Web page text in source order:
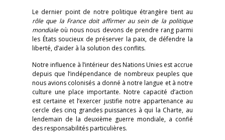
Le dernier point de notre politique étrangère tient au
rôle que la France doit affirmer au sein de la politique
mondiale où nous nous devons de prendre rang parmi
les États soucieux de préserver la paix, de défendre la
liberté, d’aider à la solution des conflits.
Notre influence à l’intérieur des Nations Unies est accrue
depuis que l’indépendance de nombreux peuples que
nous avions colonisés a donné à notre langue et à notre
culture une place importante. Notre capacité d’action
est certaine et l’exercer justifie notre appartenance au
cercle des cinq grandes puissances à qui la Charte, au
lendemain de la deuxième guerre mondiale, a confié
des responsabilités particulières.